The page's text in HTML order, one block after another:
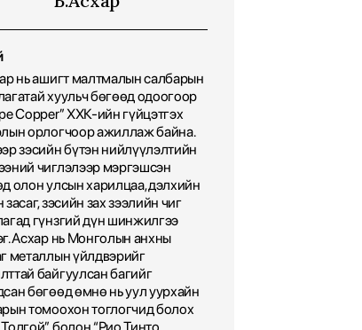
нь ашигт малтмалын салбарын
хуульч бөгөөд одоогоор
Copper” ХХК-ийн гүйцэтгэх
орлогчоор ажиллаж байна.
зэсийн бүтэн нийлүүлэлтийн
чиглэлээр мэргэшсэн
олон улсын харилцаа, дэлхийн
зэсийн зах зээлийн чиг
гүнзгий дүн шинжилгээ
Асхар нь Монголын анхны
металлын үйлдвэрийг
байгуулсан багийг
бөгөөд өмнө нь уул уурхайн
томоохон тоглогчид болох